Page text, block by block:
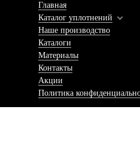
Главная
Каталог уплотнений
Наше производство
Каталоги
Материалы
Контакты
Акции
Политика